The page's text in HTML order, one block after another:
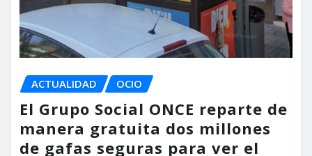
ACTUALIDAD OCIO
El Grupo Social ONCE reparte de
manera gratuita dos millones
de gafas seguras para ver el